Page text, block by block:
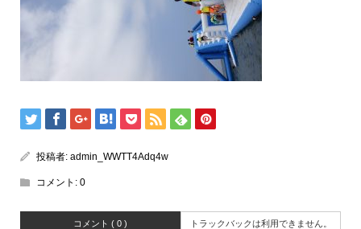
投稿者: admin_WWTT4Adq4w
コメント: 0
コメント ( 0 ) トラックバックは利用できません。